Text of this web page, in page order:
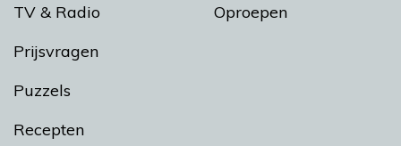
TV & Radio
Prijsvragen
Puzzels
Recepten
Oproepen